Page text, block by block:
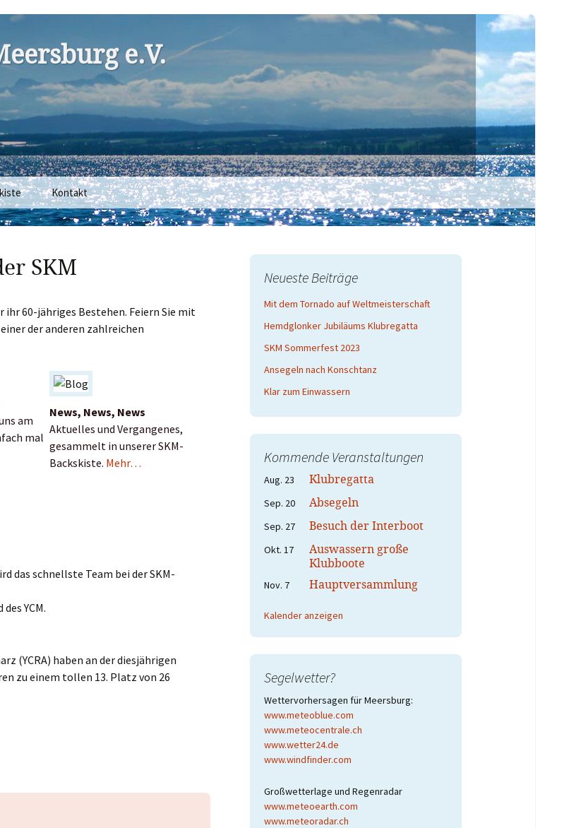
e.V.
Kontakt
Suchen
nach:
SKM
ihr 60-jähriges Bestehen. Feiern Sie mit
der anderen zahlreichen
am
mal
News, News, News
Aktuelles und Vergangenes,
gesammelt in unserer SKM-
Backskiste. Mehr…
das schnellste Team bei der SKM-
YCM.
(YCRA) haben an der diesjährigen
zu einem tollen 13. Platz von 26
Neueste Beiträge
Mit dem Tornado auf Weltmeisterschaft
Hemdglonker Jubiläums Klubregatta
SKM Sommerfest 2023
Ansegeln nach Konschtanz
Klar zum Einwassern
Kommende Veranstaltungen
Aug. 23 Klubregatta
Sep. 20 Absegeln
Sep. 27 Besuch der Interboot
Okt. 17
Auswassern große
Klubboote
Nov. 7 Hauptversammlung
Kalender anzeigen
Segelwetter?
Wettervorhersagen für Meersburg:
www.meteoblue.com
www.meteocentrale.ch
www.wetter24.de
www.windfinder.com
Großwetterlage und Regenradar
www.meteoearth.com
www.meteoradar.ch